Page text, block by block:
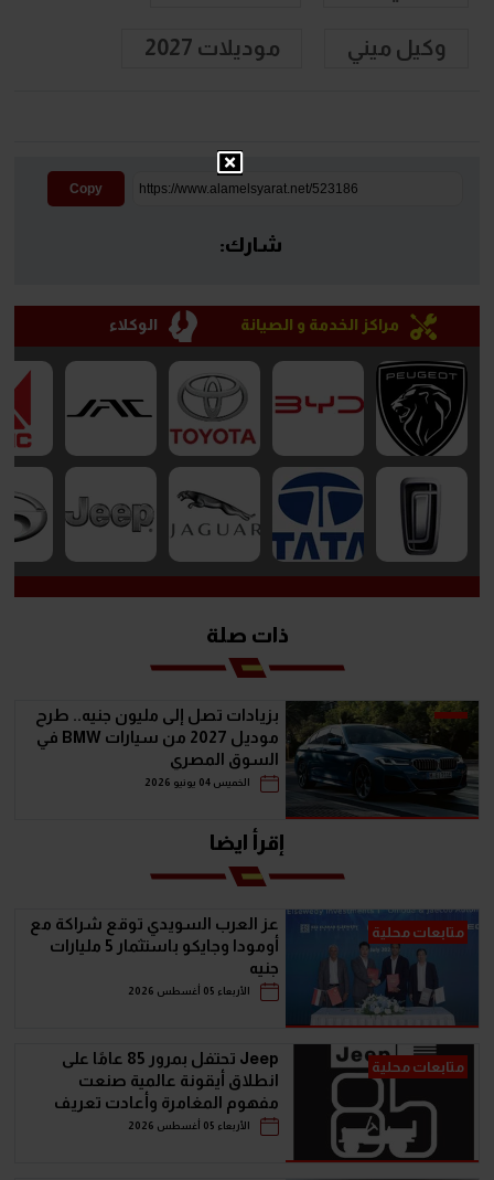
وكيل ميني موديلات 2027
Copy
شارك:
مراكز الخدمة و الصيانة الوكلاء
ذات صلة
بزيادات تصل إلى مليون جنيه.. طرح
موديل 2027 من سيارات BMW في
السوق المصري
الخميس 04 يونيو 2026
إقرأ ايضا
متابعات محلية
عز العرب السويدي توقع شراكة مع
أومودا وجايكو باستثمار 5 مليارات
جنيه
الأربعاء 05 أغسطس 2026
متابعات محلية
Jeep تحتفل بمرور 85 عامًا على
انطلاق أيقونة عالمية صنعت
مفهوم المغامرة وأعادت تعريف
سيارات الـ SUV
الأربعاء 05 أغسطس 2026